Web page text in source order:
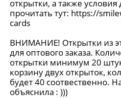
открытки, а также
прочитать тут: https://
cards
ВНИМАНИЕ! Открытки из
для оптового заказа.
открытки минимум 20
корзину двух открыток,
будет 40 соотвественно.
объяснила : )))